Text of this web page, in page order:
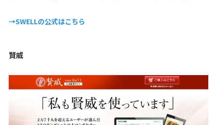
→SWELLの公式はこちら
賢威